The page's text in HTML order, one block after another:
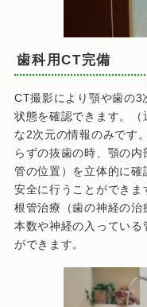
歯科用CT完備
CT撮影により顎や歯の3
状態を確認できます。
な2次元の情報のみです
らずの抜歯の時、顎の
管の位置）を立体的に
安全に行うことができま
根管治療（歯の神経の
本数や神経の入っている
ができます。